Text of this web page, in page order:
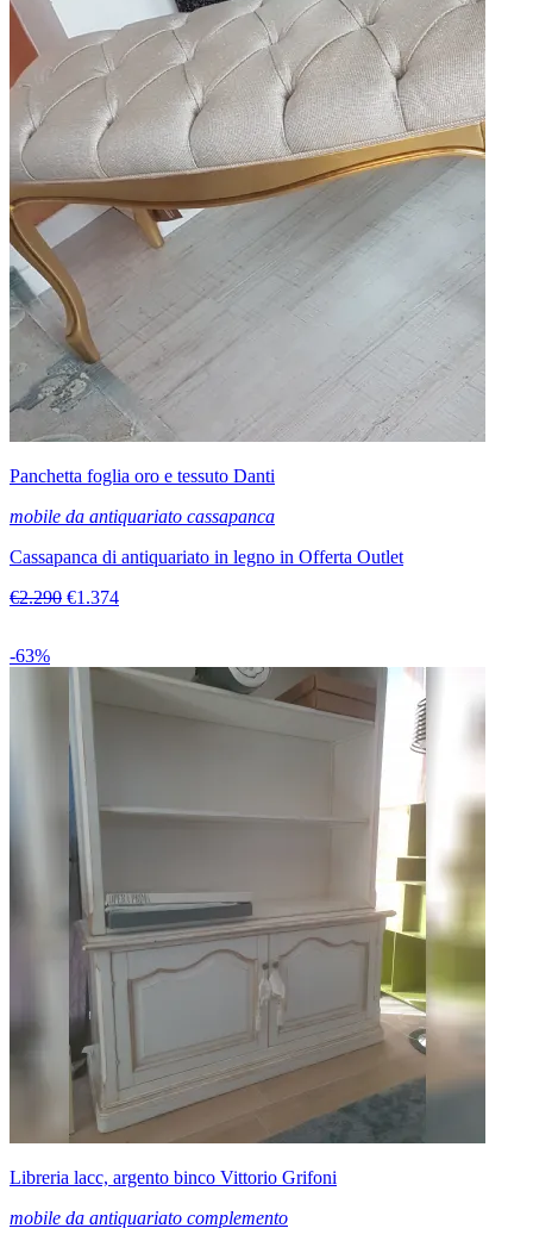
Panchetta foglia oro e tessuto Danti
mobile da antiquariato cassapanca
Cassapanca di antiquariato in legno in Offerta Outlet
€2.290 €1.374
-63%
Libreria lacc, argento binco Vittorio Grifoni
mobile da antiquariato complemento